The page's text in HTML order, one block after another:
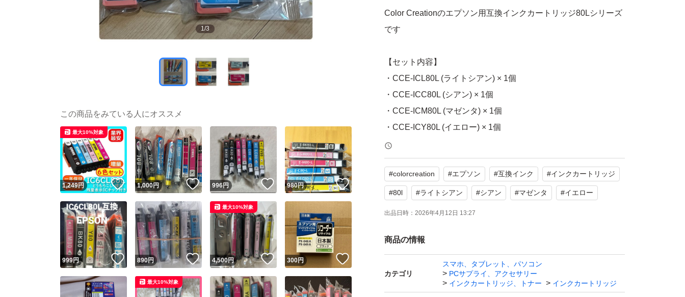
1/3
Color Creationのエプソン用互換インクカートリッジ80Lシリーズ
です
【セット内容】
・CCE-ICL80L (ライトシアン) × 1個
・CCE-ICC80L (シアン) × 1個
・CCE-ICM80L (マゼンタ) × 1個
・CCE-ICY80L (イエロー) × 1個
すべて未開封の新品ですが、自宅保管品で外箱はありません。
保証期間は切れていることをご理解の上ご購入ください。
【ブランド】Color Creation
【商品の状態】未使用
【カラー】上記参照
【その他】エプソン用 互換インク
#colorcreation #エプソン #互換インク #インクカートリッジ
#80l #ライトシアン #シアン #マゼンタ #イエロー
出品日時： 2026年4月12日 13:27
商品の情報
カテゴリ
スマホ、タブレット、パソコン
PCサプライ、アクセサリー
インクカートリッジ、トナー
インクカートリッジ
この商品をみている人にオススメ
1,249円 いいね！
最大10%対象
1,000円 いいね！
996円 いいね！
980円 いいね！
999円 いいね！
890円 いいね！
4,500円 いいね！
最大10%対象
300円
最大10%対象